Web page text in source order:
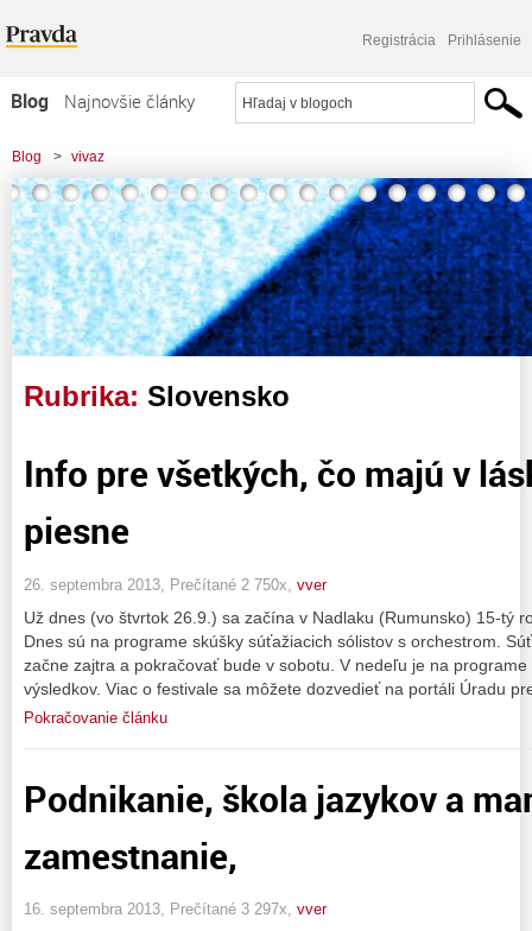
Registrácia Prihlásenie
Blog
Najnovšie články
Najčítanejšie články
Najkomentovanejšie články
Zoznam blogov
Komerčné blogy
Blog > vivaz
Rubrika: Slovensko
Info pre všetkých, čo majú v
piesne
26. septembra 2013, Prečítané 2 750x, vver
Už dnes (vo štvrtok 26.9.) sa začína v Nadlaku (Rumunsko) 15-tý
Dnes sú na programe skúšky súťažiacich sólistov s orchestrom.
začne zajtra a pokračovať bude v sobotu. V nedeľu je na
výsledkov. Viac o festivale sa môžete dozvedieť na portáli Úradu
Pokračovanie článku
Podnikanie, škola jazykov a
zamestnanie,
16. septembra 2013, Prečítané 3 297x, vver